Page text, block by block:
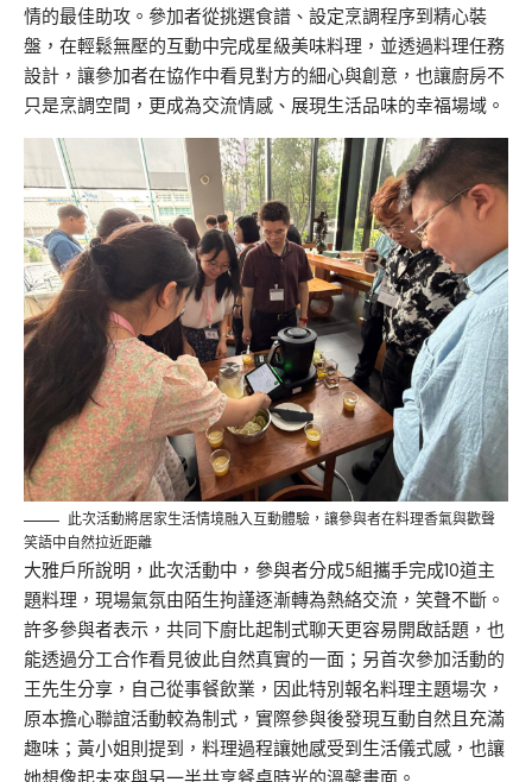
情的最佳助攻。參加者從挑選食譜、設定烹調程序到精心裝
盤，在輕鬆無壓的互動中完成星級美味料理，並透過料理任務
設計，讓參加者在協作中看見對方的細心與創意，也讓廚房不
只是烹調空間，更成為交流情感、展現生活品味的幸福場域。
此次活動將居家生活情境融入互動體驗，讓參與者在料理香氣與歡聲
笑語中自然拉近距離
大雅戶所說明，此次活動中，參與者分成5組攜手完成10道主
題料理，現場氣氛由陌生拘謹逐漸轉為熱絡交流，笑聲不斷。
許多參與者表示，共同下廚比起制式聊天更容易開啟話題，也
能透過分工合作看見彼此自然真實的一面；另首次參加活動的
王先生分享，自己從事餐飲業，因此特別報名料理主題場次，
原本擔心聯誼活動較為制式，實際參與後發現互動自然且充滿
趣味；黃小姐則提到，料理過程讓她感受到生活儀式感，也讓